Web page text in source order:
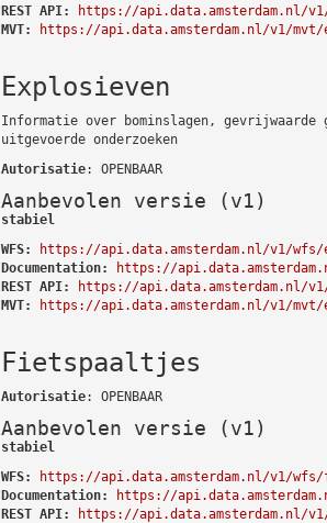
REST API:
https://api.data.amsterdam.nl/v1/
MVT:
https://api.data.amsterdam.nl/v1/mvt/
Explosieven
Informatie over bominslagen, gevrijwaarde
uitgevoerde onderzoeken
Autorisatie: OPENBAAR
Aanbevolen versie (v1)
stabiel
WFS:
https://api.data.amsterdam.nl/v1/wfs/
Documentation:
https://
REST API:
https://api.data.amsterdam.nl/
MVT:
https://api.data.amsterdam.nl/v1/mvt/
Fietspaaltjes
Autorisatie: OPENBAAR
Aanbevolen versie (v1)
stabiel
WFS:
https://api.data.amsterdam.nl/v1/
Documentation:
https://
REST API:
https://api.data.amsterdam.nl/